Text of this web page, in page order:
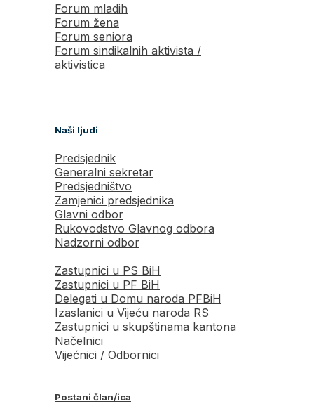
Forum mladih
Forum žena
Forum seniora
Forum sindikalnih aktivista /
aktivistica
Naši ljudi
Predsjednik
Generalni sekretar
Predsjedništvo
Zamjenici predsjednika
Glavni odbor
Rukovodstvo Glavnog odbora
Nadzorni odbor
Zastupnici u PS BiH
Zastupnici u PF BiH
Delegati u Domu naroda PFBiH
Izaslanici u Vijeću naroda RS
Zastupnici u skupštinama kantona
Načelnici
Vijećnici / Odbornici
Postani član/ica